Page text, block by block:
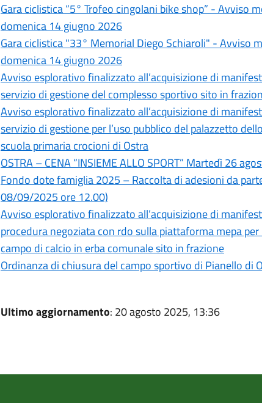
Gara ciclistica “5° Trofeo cingolani bike shop” - Avviso
domenica 14 giugno 2026
Gara ciclistica "33° Memorial Diego Schiaroli" - Avviso
domenica 14 giugno 2026
Avviso esplorativo finalizzato all’acquisizione di
servizio di gestione del complesso sportivo sito in
Avviso esplorativo finalizzato all’acquisizione di
servizio di gestione per l’uso pubblico del palazzetto
scuola primaria crocioni di Ostra
OSTRA – CENA “INSIEME ALLO SPORT” Martedì 26
Fondo dote famiglia 2025 – Raccolta di adesioni da
08/09/2025 ore 12.00)
Avviso esplorativo finalizzato all’acquisizione di
procedura negoziata con rdo sulla piattaforma mepa
campo di calcio in erba comunale sito in frazione
Ordinanza di chiusura del campo sportivo di Pianello
Ultimo aggiornamento: 20 agosto 2025, 13:36